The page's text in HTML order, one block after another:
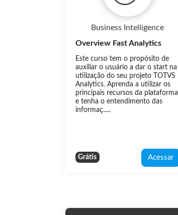
Business Intelligence
Overview Fast Analytics
Este curso tem o propósito de
auxiliar o usuário a dar o start na
utilização do seu projeto TOTVS
Analytics. Aprenda a utilizar os
principais recursos da plataforma
e tenha o entendimento das
informaç.....
Grátis Acessar